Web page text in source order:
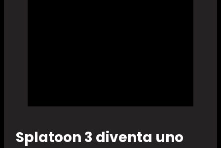
Splatoon 3 diventa uno